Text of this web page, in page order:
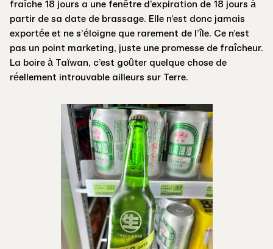
fraîche 18 jours a une fenêtre d’expiration de 18 jours à
partir de sa date de brassage. Elle n’est donc jamais
exportée et ne s’éloigne que rarement de l’île. Ce n’est
pas un point marketing, juste une promesse de fraîcheur.
La boire à Taïwan, c’est goûter quelque chose de
réellement introuvable ailleurs sur Terre.